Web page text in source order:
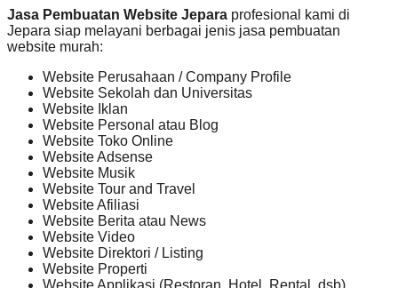
Jasa Pembuatan Website Jepara profesional kami di
Jepara siap melayani berbagai jenis jasa pembuatan
website murah:
Website Perusahaan / Company Profile
Website Sekolah dan Universitas
Website Iklan
Website Personal atau Blog
Website Toko Online
Website Adsense
Website Musik
Website Tour and Travel
Website Afiliasi
Website Berita atau News
Website Video
Website Direktori / Listing
Website Properti